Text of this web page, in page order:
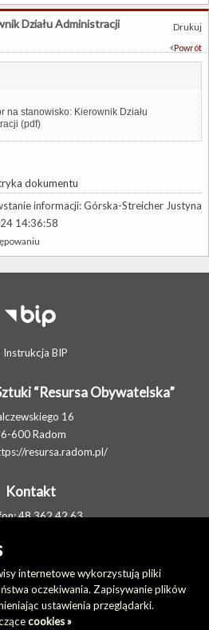
internetowe wykorzystują pliki
oczekiwania. Zapisywanie plików
ustawienia przeglądarki.
cookies »
Drukuj
Działu Administracji
Powrót
na stanowisko: Kierownik Działu
(pdf)
dokumentu
informacji: Górska-Streicher Justyna
14:36:58
Instrukcja BIP
“Resursa Obywatelska”
16
600 Radom
resursa.radom.pl/
Kontakt
48 362 42 63
Skrzynka Podawcza
Na skróty